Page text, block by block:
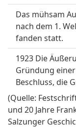
Das mühsam
nach dem 1.
fanden statt.
1923 Die
Gründung
Beschluss, die
(Quelle:
und 20 Jahre
Salzunger